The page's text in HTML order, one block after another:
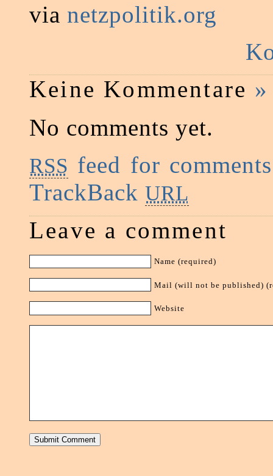
via netzpolitik.org
Keine Kommentare »
No comments yet.
RSS feed for
TrackBack URL
Leave a comment
Name (required)
Mail (will not be published)
Website